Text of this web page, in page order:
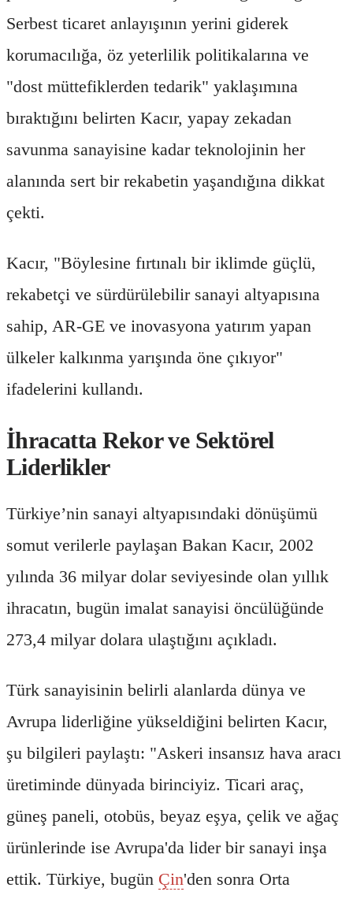
Serbest ticaret anlayışının yerini giderek
korumacılığa, öz yeterlilik politikalarına ve
"dost müttefiklerden tedarik" yaklaşımına
bıraktığını belirten Kacır, yapay zekadan
savunma sanayisine kadar teknolojinin her
alanında sert bir rekabetin yaşandığına dikkat
çekti.
Kacır, "Böylesine fırtınalı bir iklimde güçlü,
rekabetçi ve sürdürülebilir sanayi altyapısına
sahip, AR-GE ve inovasyona yatırım yapan
ülkeler kalkınma yarışında öne çıkıyor"
ifadelerini kullandı.
İhracatta Rekor ve Sektörel
Liderlikler
Türkiye’nin sanayi altyapısındaki dönüşümü
somut verilerle paylaşan Bakan Kacır, 2002
yılında 36 milyar dolar seviyesinde olan yıllık
ihracatın, bugün imalat sanayisi öncülüğünde
273,4 milyar dolara ulaştığını açıkladı.
Türk sanayisinin belirli alanlarda dünya ve
Avrupa liderliğine yükseldiğini belirten Kacır,
şu bilgileri paylaştı: "Askeri insansız hava aracı
üretiminde dünyada birinciyiz. Ticari araç,
güneş paneli, otobüs, beyaz eşya, çelik ve ağaç
ürünlerinde ise Avrupa'da lider bir sanayi inşa
ettik. Türkiye, bugün Çin'den sonra Orta